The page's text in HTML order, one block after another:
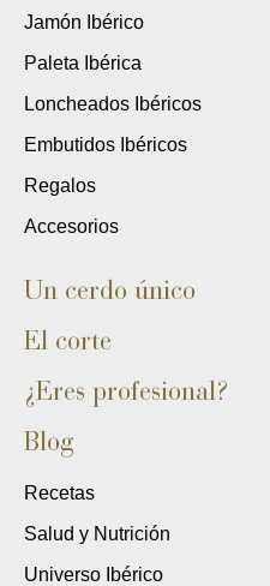
Jamón Ibérico
Paleta Ibérica
Loncheados Ibéricos
Embutidos Ibéricos
Regalos
Accesorios
Un cerdo único
El corte
¿Eres profesional?
Blog
Recetas
Salud y Nutrición
Universo Ibérico